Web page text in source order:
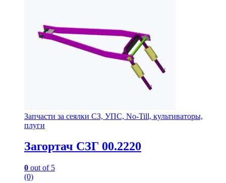
Запчасти за сеялки СЗ, УПС, No-Till, культиваторы,
плуги
Загортач СЗГ 00.2220
0 out of 5
(0)